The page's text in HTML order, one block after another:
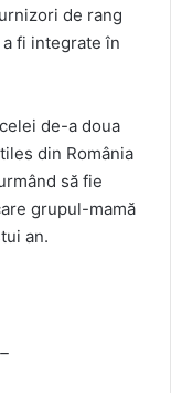
de rang
fi integrate în
de-a doua
din România
să fie
grupul-mamă
an.